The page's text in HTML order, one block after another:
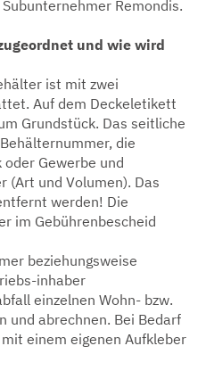
Remondis.
und wie wird
ist mit zwei
Auf dem Deckeletikett
Grundstück. Das seitliche
die
Gewerbe und
(Art und Volumen). Das
werden! Die
im Gebührenbescheid
beziehungsweise
inhaber
einzelnen Wohn- bzw.
und abrechnen. Bei Bedarf
einem eigenen Aufkleber